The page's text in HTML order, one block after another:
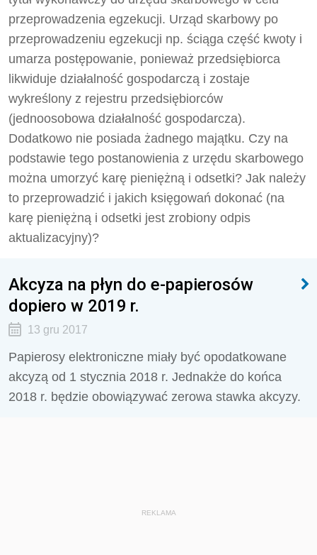
przeprowadzenia egzekucji. Urząd skarbowy po
przeprowadzeniu egzekucji np. ściąga część kwoty i
umarza postępowanie, ponieważ przedsiębiorca
likwiduje działalność gospodarczą i zostaje
wykreślony z rejestru przedsiębiorców
(jednoosobowa działalność gospodarcza).
Dodatkowo nie posiada żadnego majątku. Czy na
podstawie tego postanowienia z urzędu skarbowego
można umorzyć karę pieniężną i odsetki? Jak należy
to przeprowadzić i jakich księgowań dokonać (na
karę pieniężną i odsetki jest zrobiony odpis
aktualizacyjny)?
Akcyza na płyn do e-papierosów
dopiero w 2019 r.
13 gru 2017
Papierosy elektroniczne miały być opodatkowane
akcyzą od 1 stycznia 2018 r. Jednakże do końca
2018 r. będzie obowiązywać zerowa stawka akcyzy.
REKLAMA